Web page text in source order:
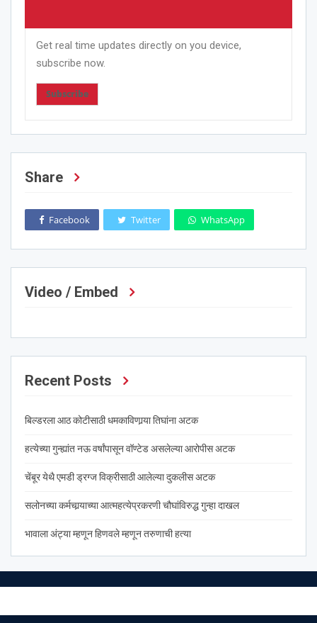
Get real time updates directly on you device,
subscribe now.
Subscribe
Share
Facebook Twitter WhatsApp
Video / Embed
Recent Posts
बिल्डरला आठ कोटीसाठी धमकाविणार्‍या तिघांना अटक
हत्येच्या गुन्ह्यांत नऊ वर्षांपासून वॉण्टेड असलेल्या आरोपीस अटक
चेंबूर येथै एमडी ड्रग्ज विक्रीसाठी आलेल्या दुकलीस अटक
सलोनच्या कर्मचार्‍याच्या आत्महत्येप्रकरणी चौघांविरुद्ध गुन्हा दाखल
भावाला अंट्या म्हणून हिणवले म्हणून तरुणाची हत्या